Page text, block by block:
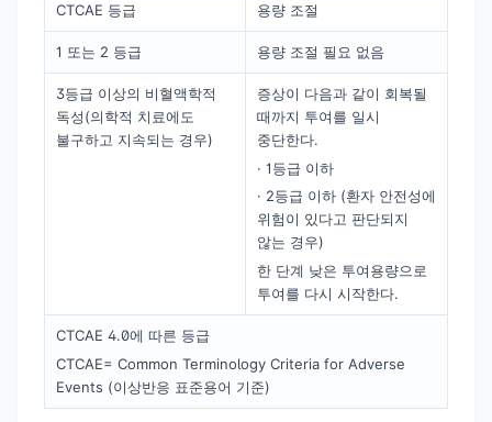
CTCAE 등급 용량 조절
1 또는 2 등급 용량 조절 필요 없음
3등급 이상의 비혈액학적
독성(의학적 치료에도
불구하고 지속되는 경우)
증상이 다음과 같이 회복될
때까지 투여를 일시
중단한다.
· 1등급 이하
· 2등급 이하 (환자 안전성에
위험이 있다고 판단되지
않는 경우)
한 단계 낮은 투여용량으로
투여를 다시 시작한다.
CTCAE 4.0에 따른 등급
CTCAE= Common Terminology Criteria for Adverse
Events (이상반응 표준용어 기준)